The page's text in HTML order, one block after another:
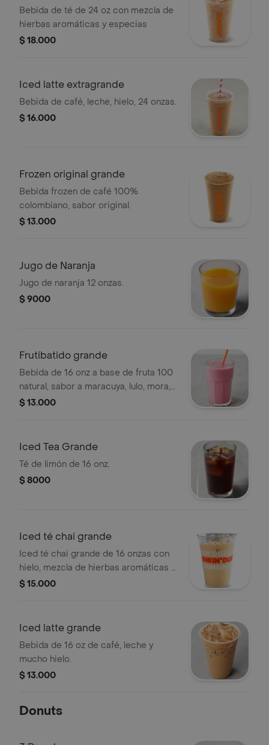
Bebida de té de 24 oz con mezcla de
hierbas aromáticas y especias
$ 18.000
Iced latte extragrande
Bebida de café, leche, hielo, 24 onzas.
$ 16.000
Frozen original grande
Bebida frozen de café 100%
colombiano, sabor original.
$ 13.000
Jugo de Naranja
Jugo de naranja 12 onzas.
$ 9000
Frutibatido grande
Bebida de 16 onz a base de fruta 100
natural, sabor a maracuya, lulo, mora,
guanábana y mango
$ 13.000
Iced Tea Grande
Té de limón de 16 onz.
$ 8000
Iced té chai grande
Iced té chai grande de 16 onzas con
hielo, mezcla de hierbas aromáticas y
especias.
$ 15.000
Iced latte grande
Bebida de 16 oz de café, leche y
mucho hielo.
$ 13.000
Donuts